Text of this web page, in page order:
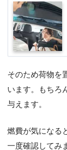
そのため荷物を
います。もちろ
与えます。
燃費が気になる
一度確認してみ